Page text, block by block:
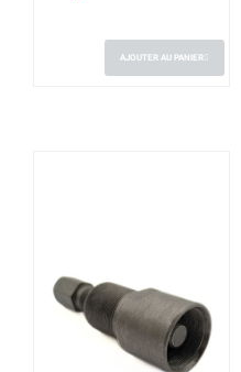
AJOUTER AU PANIER